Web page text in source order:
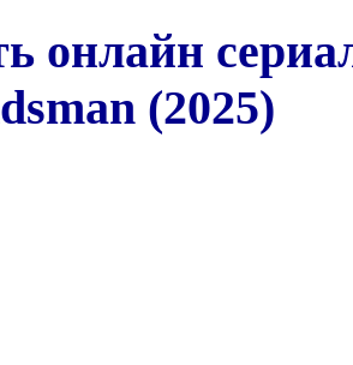
онлайн
(2025)